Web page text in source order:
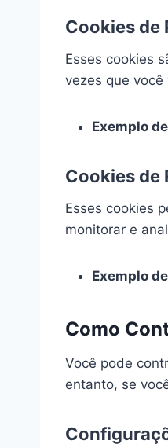
Cookies de
Esses cookies
vezes que
Exemplo
Cookies de
Esses cookies
monitorar e
Exemplo
Como
Você pode
entanto, se